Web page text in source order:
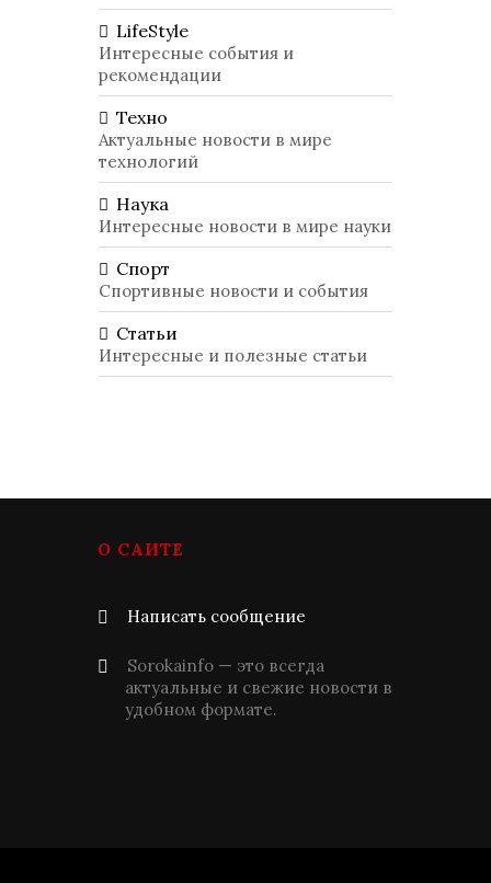
LifeStyle
Интересные события и
рекомендации
Техно
Актуальные новости в мире
технологий
Наука
Интересные новости в мире науки
Спорт
Спортивные новости и события
Статьи
Интересные и полезные статьи
О САЙТЕ
Написать сообщение
Sorokainfo — это всегда
актуальные и свежие новости в
удобном формате.